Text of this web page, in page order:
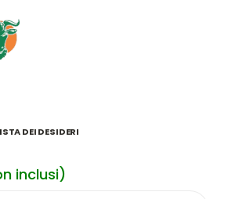
DEI DESIDERI
inclusi)